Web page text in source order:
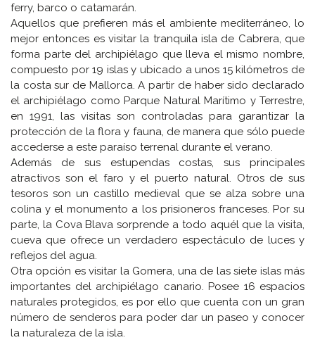
ferry, barco o catamarán.
Aquellos que prefieren más el ambiente mediterráneo, lo
mejor entonces es visitar la tranquila isla de Cabrera, que
forma parte del archipiélago que lleva el mismo nombre,
compuesto por 19 islas y ubicado a unos 15 kilómetros de
la costa sur de Mallorca. A partir de haber sido declarado
el archipiélago como Parque Natural Marítimo y Terrestre,
en 1991, las visitas son controladas para garantizar la
protección de la flora y fauna, de manera que sólo puede
accederse a este paraíso terrenal durante el verano.
Además de sus estupendas costas, sus principales
atractivos son el faro y el puerto natural. Otros de sus
tesoros son un castillo medieval que se alza sobre una
colina y el monumento a los prisioneros franceses. Por su
parte, la Cova Blava sorprende a todo aquél que la visita,
cueva que ofrece un verdadero espectáculo de luces y
reflejos del agua.
Otra opción es visitar la Gomera, una de las siete islas más
importantes del archipiélago canario. Posee 16 espacios
naturales protegidos, es por ello que cuenta con un gran
número de senderos para poder dar un paseo y conocer
la naturaleza de la isla.